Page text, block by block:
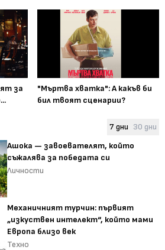
за
"Мъртва хватка": А какъв би
бил твоят сценарии?
7 дни 30 дни
Ашока — завоевателят, който
съжалява за победата си
Личности
Механичният турчин: първият
„изкуствен интелект“, който мами
Европа близо век
Техно